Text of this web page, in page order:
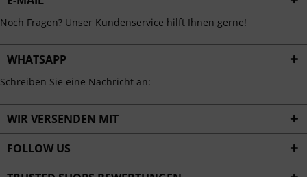
Noch Fragen? Unser Kundenservice hilft Ihnen gerne!
WHATSAPP
Schreiben Sie eine Nachricht an:
WIR VERSENDEN MIT
FOLLOW US
Service